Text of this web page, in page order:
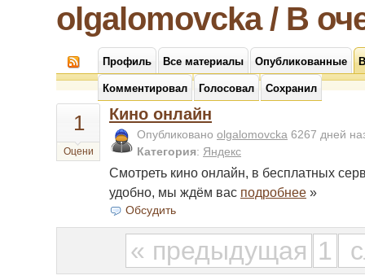
olgalomovcka / В
Профиль Все материалы Опубликованные
Комментировал Голосовал Сохранил
1
Оцени
Кино онлайн
Опубликовано olgalomovcka 6267 дней
Категория: Яндекс
Смотреть кино онлайн, в бесплатных
удобно, мы ждём вас подробнее »
Обсудить
« предыдущая 1